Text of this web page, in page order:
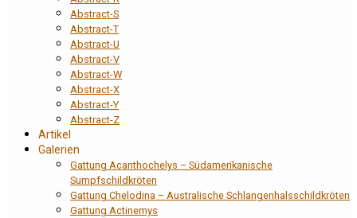
Abstract-S
Abstract-T
Abstract-U
Abstract-V
Abstract-W
Abstract-X
Abstract-Y
Abstract-Z
Artikel
Galerien
Gattung Acanthochelys – Südamerikanische
Sumpfschildkröten
Gattung Chelodina – Australische Schlangenhalsschildkröten
Gattung Actinemys